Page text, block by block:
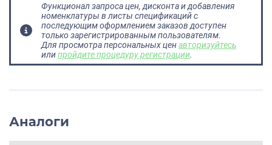
Функционал запроса цен, дисконта и добавления
номенклатуры в листы спецификаций с
последующим оформлением заказов доступен
только зарегистрированным пользователям.
Для просмотра персональных ценавторизуйтесь
илипройдите процедуру регистрации.
Аналоги